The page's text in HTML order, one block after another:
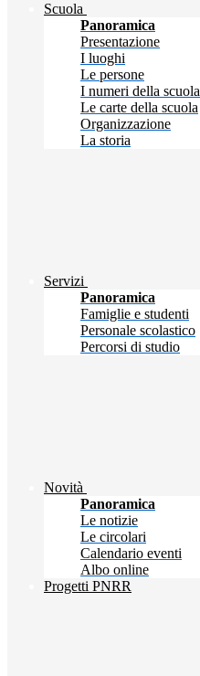
Scuola
Panoramica
Presentazione
I luoghi
Le persone
I numeri della scuola
Le carte della scuola
Organizzazione
La storia
Servizi
Panoramica
Famiglie e studenti
Personale scolastico
Percorsi di studio
Novità
Panoramica
Le notizie
Le circolari
Calendario eventi
Albo online
Progetti PNRR